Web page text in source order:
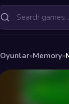
Oyunlar»Memory»